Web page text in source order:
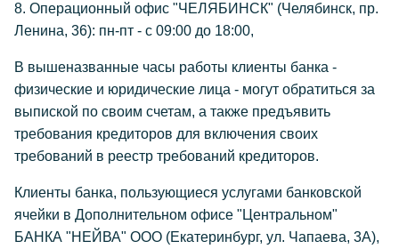
8. Операционный офис "ЧЕЛЯБИНСК" (Челябинск, пр.
Ленина, 36): пн-пт - с 09:00 до 18:00,
В вышеназванные часы работы клиенты банка -
физические и юридические лица - могут обратиться за
выпиской по своим счетам, а также предъявить
требования кредиторов для включения своих
требований в реестр требований кредиторов.
Клиенты банка, пользующиеся услугами банковской
ячейки в Дополнительном офисе "Центральном"
БАНКА "НЕЙВА" ООО (Екатеринбург, ул. Чапаева, 3А),